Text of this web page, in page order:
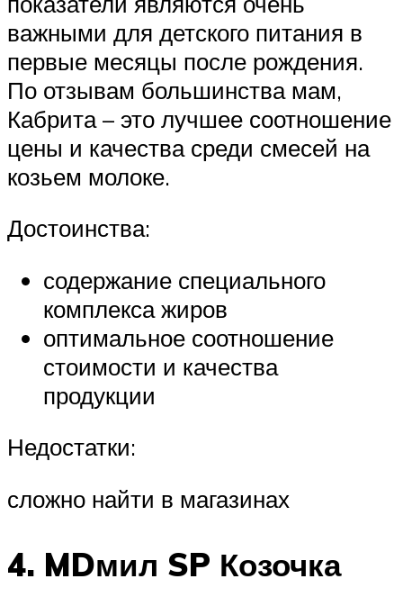
важными для детского питания в
первые месяцы после рождения.
По отзывам большинства мам,
Кабрита – это лучшее соотношение
цены и качества среди смесей на
козьем молоке.
Достоинства:
содержание специального
комплекса жиров
оптимальное соотношение
стоимости и качества
продукции
Недостатки:
сложно найти в магазинах
4. MDмил SP Козочка